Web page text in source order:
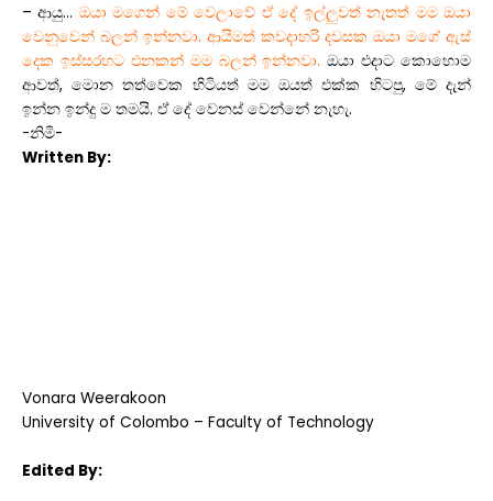
– ආයු… ඔයා මගෙන් මේ වෙලාවේ ඒ දේ ඉල්ලුවත් නැතත් මම ඔයා
වෙනුවෙන් බලන් ඉන්නවා. ආයිමත් කවදාහරි දවසක ඔයා මගේ ඇස්
දෙක ඉස්සරහට එනකන් මම බලන් ඉන්නවා. ඔයා එදාට කොහොම
ආවත්, මොන තත්වෙක හිටියත් මම ඔයත් එක්ක හිටපු, මේ දැන්
ඉන්න ඉන්දු ම තමයි. ඒ දේ වෙනස් වෙන්නේ නැහැ.
-නිමි-
Written By:
Vonara Weerakoon
University of Colombo – Faculty of Technology
Edited By: